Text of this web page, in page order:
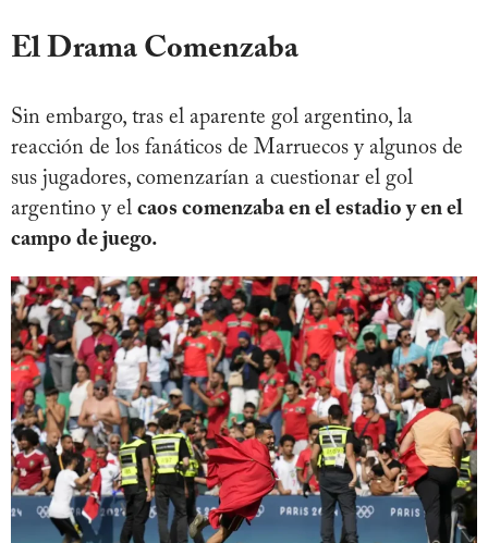
El Drama Comenzaba
Sin embargo, tras el aparente gol argentino, la
reacción de los fanáticos de Marruecos y algunos de
sus jugadores, comenzarían a cuestionar el gol
argentino y el caos comenzaba en el estadio y en el
campo de juego.